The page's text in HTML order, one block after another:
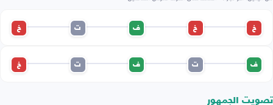
خ خ ف ت خ
ف ت ف ت خ
تصويت الجمهور